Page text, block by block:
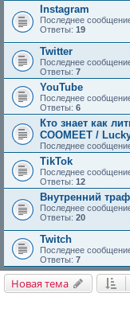
Instagram
Последнее
Ответы: 19
Twitter
Последнее
Ответы: 7
YouTube
Последнее
Ответы: 6
Кто знает как
COOMEET /
Последнее
TikTok
Последнее
Ответы: 12
Внутренний
Последнее
Ответы: 20
Twitch
Последнее
Ответы: 7
Новая тема